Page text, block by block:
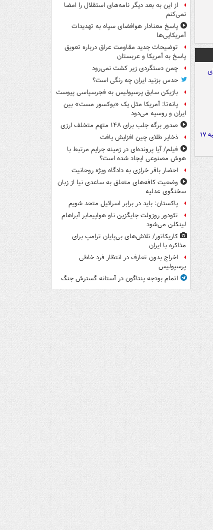
صفحه نخست روزنامه‌های شنبه ۱۷
از این به بعد دیگر نامه‌های استقلال را امضا
نمی‌کنم
پاسخ معنادار هوافضای سپاه به تهدیدات
آمریکایی‌ها
توضیحات جدید مقاومت عراق درباره تعویق
پاسخ به آمریکا و عربستان
چمن دستگردی زیر کشت نمی‌رود
حدس بزنید ایران چه رنگی است؟
بازیکن سابق پرسپولیس به فجرسپاسی پیوست
پانه‌تا: آمریکا مثل یک «بوکسور مست» بین
ایران و روسیه می‌دود
صدور برگه جلب برای ۱۴۸ متهم متخلف ارزی
ذخایر طلای چین افزایش یافت
فیلم/ آیا پرونده‌ای در زمینه جرایم مرتبط با
هوش مصنوعی ایجاد شده است؟
احضار باقر خرازی به دادگاه ویژه روحانیت
وضعیت کافه‌های متعلق به ساعدی نیا از زبان
سخنگوی عدلیه
پاکستان: باید در برابر اسرائیل متحد شویم
تئودور روزولت جایگزین ناو هواپیمابر آبراهام
لینکلن می‌شود
کاریکاتور/ تلاش‌های بی‌پایان ترامپ برای
مذاکره با ایران
اخراج بدون تعارف در انتظار فرد خاطی
پرسپولیس
اتمام بودجه پنتاگون در آستانه گسترش جنگ